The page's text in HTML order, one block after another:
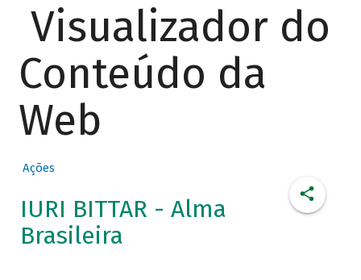
Visualizador do
Conteúdo da
Web
Ações
IURI BITTAR - Alma
Brasileira